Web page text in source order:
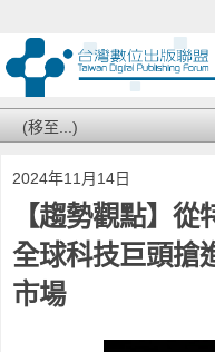
2024年11月14日
【趨勢觀點】從
全球科技巨頭搶
市場